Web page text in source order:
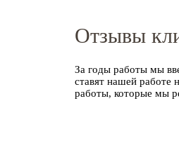
Отзывы
За годы работы мы
ставят нашей работе
работы, которые мы